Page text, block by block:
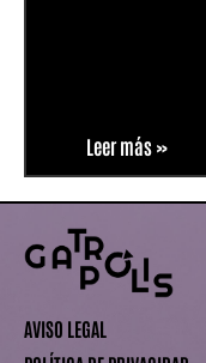
Leer más »
AVISO LEGAL